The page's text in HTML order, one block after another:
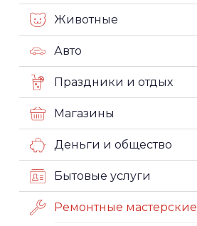
Животные
Авто
Праздники и отдых
Магазины
Деньги и общество
Бытовые услуги
Ремонтные мастерские